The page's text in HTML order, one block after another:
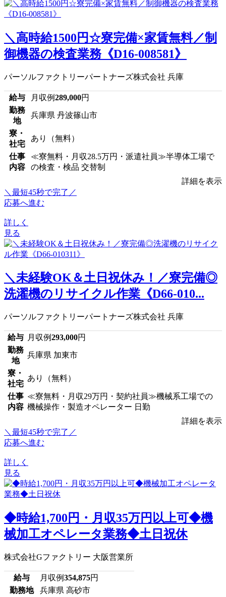
＼高時給1500円☆寮完備×家賃無料／制
御機器の検査業務《D16-008581》
パーソルファクトリーパートナーズ株式会社 兵庫
給与 月収例289,000円
勤務
地
兵庫県 丹波篠山市
寮・
社宅
あり（無料）
仕事
内容
≪寮無料・月収28.5万円・派遣社員≫半導体工場で
の検査・検品 交替制
詳細を表示
＼最短45秒で完了／
応募へ進む
詳しく
見る
＼未経験OK＆土日祝休み！／寮完備◎
洗濯機のリサイクル作業《D66-010...
パーソルファクトリーパートナーズ株式会社 兵庫
給与 月収例293,000円
勤務
地
兵庫県 加東市
寮・
社宅
あり（無料）
仕事
内容
≪寮無料・月収29万円・契約社員≫機械系工場での
機械操作・製造オペレーター 日勤
詳細を表示
＼最短45秒で完了／
応募へ進む
詳しく
見る
◆時給1,700円・月収35万円以上可◆機
械加工オペレータ業務◆土日祝休
株式会社Gファクトリー 大阪営業所
給与 月収例354,875円
勤務地
兵庫県 高砂市